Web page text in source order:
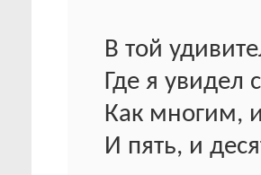
В той
Где я увидел
Как многим,
И пять, и